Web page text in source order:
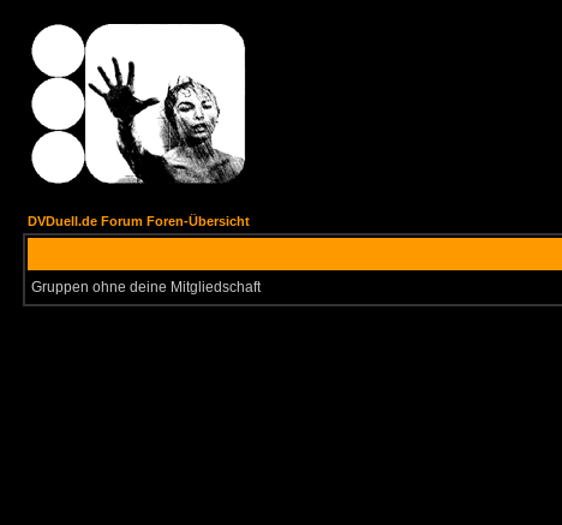
DVDuell.de Forum Foren-Übersicht
Gruppen ohne deine Mitgliedschaft